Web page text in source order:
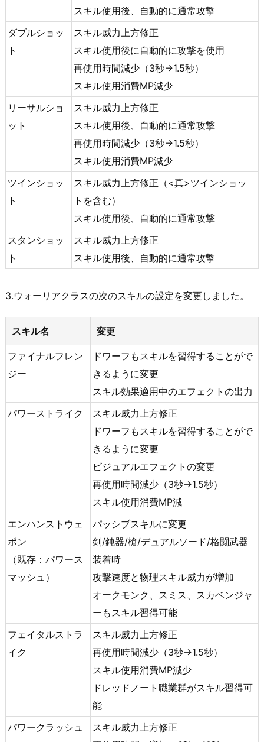
スキル使用後、自動的に通常攻撃
ダブルショッ
ト
スキル威力上方修正
スキル使用後に自動的に攻撃を使用
再使用時間減少（3秒→1.5秒）
スキル使用消費MP減少
リーサルショ
ット
スキル威力上方修正
スキル使用後、自動的に通常攻撃
再使用時間減少（3秒→1.5秒）
スキル使用消費MP減少
ツインショッ
ト
スキル威力上方修正（<真>ツインショッ
トを含む）
スキル使用後、自動的に通常攻撃
スタンショッ
ト
スキル威力上方修正
スキル使用後、自動的に通常攻撃
3.ウォーリアクラスの次のスキルの設定を変更しました。
スキル名 変更
ファイナルフレン
ジー
ドワーフもスキルを習得することがで
きるように変更
スキル効果適用中のエフェクトの出力
パワーストライク
スキル威力上方修正
ドワーフもスキルを習得することがで
きるように変更
ビジュアルエフェクトの変更
再使用時間減少（3秒→1.5秒）
スキル使用消費MP減
エンハンストウェ
ポン
（既存：パワース
マッシュ）
パッシブスキルに変更
剣/鈍器/槍/デュアルソード/格闘武器
装着時
攻撃速度と物理スキル威力が増加
オークモンク、スミス、スカベンジャ
ーもスキル習得可能
フェイタルストラ
イク
スキル威力上方修正
再使用時間減少（3秒→1.5秒）
スキル使用消費MP減少
ドレッドノート職業群がスキル習得可
能
パワークラッシュ
スキル威力上方修正